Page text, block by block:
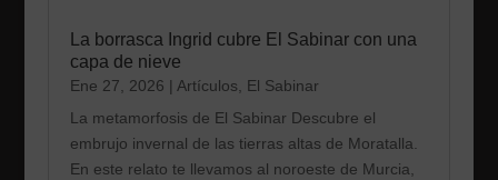
La borrasca Ingrid cubre El Sabinar con una
capa de nieve
Ene 27, 2026 | Artículos
El Sabinar
La metamorfosis de El Sabinar Descubre el
embrujo invernal de las tierras altas de Moratalla.
En este relato te llevamos al noroeste de Murcia,